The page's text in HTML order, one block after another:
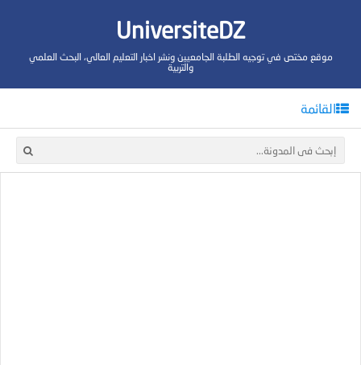
UniversiteDZ
موقع مختص في توجيه الطلبة الجامعيين ونشر اخبار التعليم العالي، البحث العلمي
والتربية
القائمة